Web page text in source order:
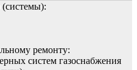
(системы):
ремонту:
систем газоснабжения